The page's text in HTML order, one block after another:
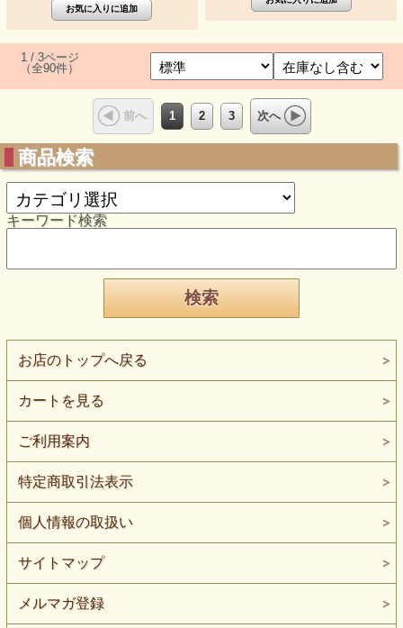
1 / 3ページ
（全90件）
前へ 1 2 3 次へ
商品検索
キーワード検索
お店のトップへ戻る
カートを見る
ご利用案内
特定商取引法表示
個人情報の取扱い
サイトマップ
メルマガ登録